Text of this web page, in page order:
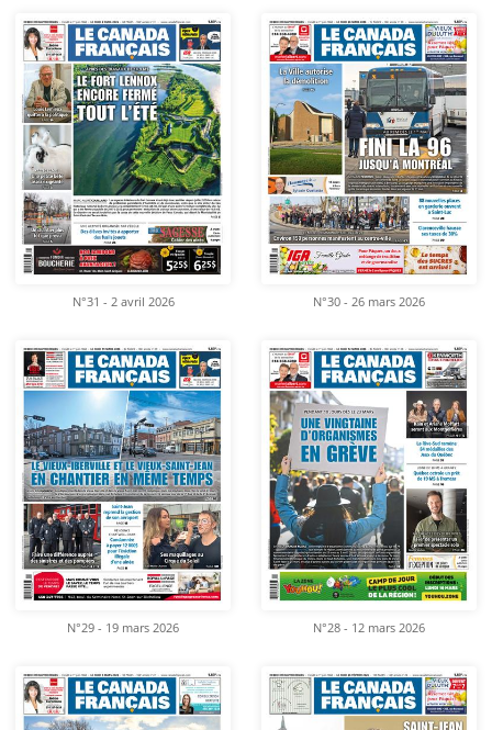
N°31 - 2 avril 2026 N°30 - 26 mars 2026
N°29 - 19 mars 2026 N°28 - 12 mars 2026